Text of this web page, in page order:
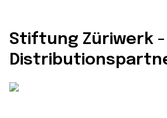
Stiftung Züriwerk